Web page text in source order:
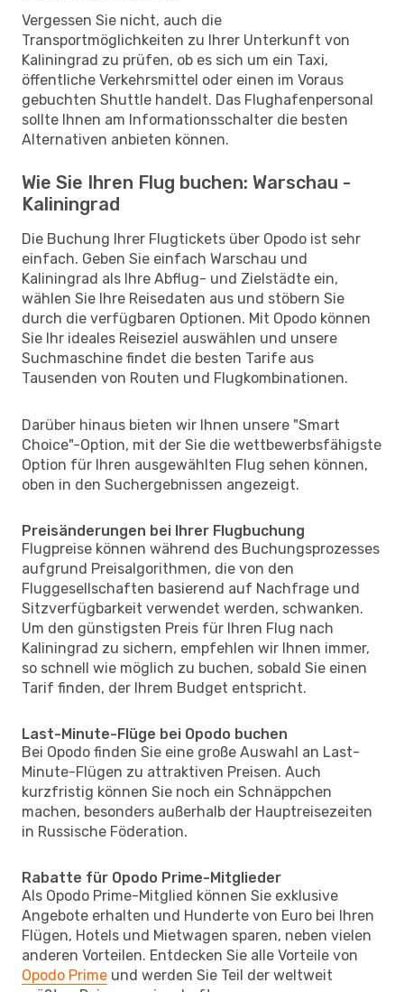
Vergessen Sie nicht, auch die
Transportmöglichkeiten zu Ihrer Unterkunft von
Kaliningrad zu prüfen, ob es sich um ein Taxi,
öffentliche Verkehrsmittel oder einen im Voraus
gebuchten Shuttle handelt. Das Flughafenpersonal
sollte Ihnen am Informationsschalter die besten
Alternativen anbieten können.
Wie Sie Ihren Flug buchen: Warschau -
Kaliningrad
Die Buchung Ihrer Flugtickets über Opodo ist sehr
einfach. Geben Sie einfach Warschau und
Kaliningrad als Ihre Abflug- und Zielstädte ein,
wählen Sie Ihre Reisedaten aus und stöbern Sie
durch die verfügbaren Optionen. Mit Opodo können
Sie Ihr ideales Reiseziel auswählen und unsere
Suchmaschine findet die besten Tarife aus
Tausenden von Routen und Flugkombinationen.
Darüber hinaus bieten wir Ihnen unsere "Smart
Choice"-Option, mit der Sie die wettbewerbsfähigste
Option für Ihren ausgewählten Flug sehen können,
oben in den Suchergebnissen angezeigt.
Preisänderungen bei Ihrer Flugbuchung
Flugpreise können während des Buchungsprozesses
aufgrund Preisalgorithmen, die von den
Fluggesellschaften basierend auf Nachfrage und
Sitzverfügbarkeit verwendet werden, schwanken.
Um den günstigsten Preis für Ihren Flug nach
Kaliningrad zu sichern, empfehlen wir Ihnen immer,
so schnell wie möglich zu buchen, sobald Sie einen
Tarif finden, der Ihrem Budget entspricht.
Last-Minute-Flüge bei Opodo buchen
Bei Opodo finden Sie eine große Auswahl an Last-
Minute-Flügen zu attraktiven Preisen. Auch
kurzfristig können Sie noch ein Schnäppchen
machen, besonders außerhalb der Hauptreisezeiten
in Russische Föderation.
Rabatte für Opodo Prime-Mitglieder
Als Opodo Prime-Mitglied können Sie exklusive
Angebote erhalten und Hunderte von Euro bei Ihren
Flügen, Hotels und Mietwagen sparen, neben vielen
anderen Vorteilen. Entdecken Sie alle Vorteile von
Opodo Prime und werden Sie Teil der weltweit